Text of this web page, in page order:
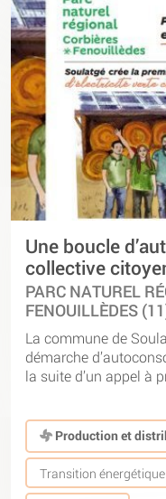
Une boucle
collective
PARC NATUREL
FENOUILLÈDES
La commune de
démarche
la suite d’un appel à
Production et
Transition énergétique